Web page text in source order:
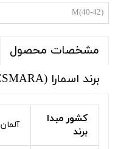
M(40-42)
مشخصات محصول
برند اسمارا (ESMARA)
کشور مبدا
برند
آلمان